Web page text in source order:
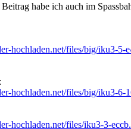
habe ich auch im